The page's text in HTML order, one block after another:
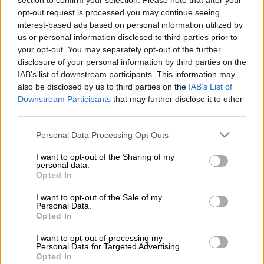
opt-out request is processed you may continue seeing
interest-based ads based on personal information utilized by
us or personal information disclosed to third parties prior to
your opt-out. You may separately opt-out of the further
disclosure of your personal information by third parties on the
IAB’s list of downstream participants. This information may
also be disclosed by us to third parties on the IAB’s List of
Downstream Participants that may further disclose it to other
Please note that this website/app uses one or more Google
not limited to your visit or usage behaviour. You may click to
grant or deny consent to Google and its third-party tags to
use your data for below specified purposes in below Google
consent section.
Personal Data Processing Opt Outs
I want to opt-out of the Sharing of my
personal data.
Opted In
I want to opt-out of the Sale of my
Personal Data.
Opted In
I want to opt-out of processing my
Personal Data for Targeted Advertising.
Opted In
παραλήψεις, σε λάθη που έχουν να κάνουν με
την ασφάλεια τωνσιδηροδρόμων. Η
Επιτροπή θα τονίζει ότι πρέπει να αλλάξουν
άμεσα», υπογράμμισε αρχικά η
δημοσιογράφος τουOPEN,Μίνα
Καραμήτρου.
Η εν λόγωΕπιτροπήυπήρχε στα χαρτιά, αλλά
ξεκίνησε να ερευνά την τραγωδία των
τον Μάρτιο του 2024, ωστόσο η
ευρωπαϊκή οδηγία ξεκαθαρίζει ότι το
πόρισμα θα πρέπει να δοθεί μέσα σε έναν
αναμονή του πορίσματος του Εθνικού
Μετσόβιου Πολυτεχνείου.
Ουσιαστικά, η Επιτροπή τουΕΟΔΑΣΑΑΜ
εντός του πορίσματός της θα αναφέρεται